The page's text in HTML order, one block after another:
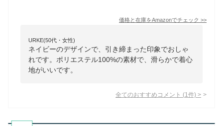
価格と在庫をAmazonでチェック >>
URKE(50代・女性)
ネイビーのデザインで、引き締まった印象でおしゃ
れです。ポリエステル100%の素材で、滑らかで着心
地がいいです。
全てのおすすめコメント (1 件) >